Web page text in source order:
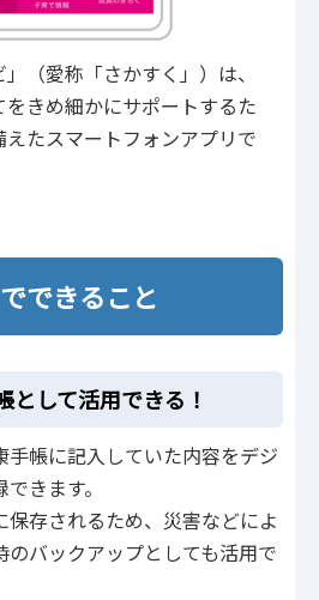
」（愛称「さかすく」）は、
きめ細かにサポートするた
たスマートフォンアプリで
できること
として活用できる！
手帳に記入していた内容をデジ
きます。
存されるため、災害などによ
のバックアップとしても活用で